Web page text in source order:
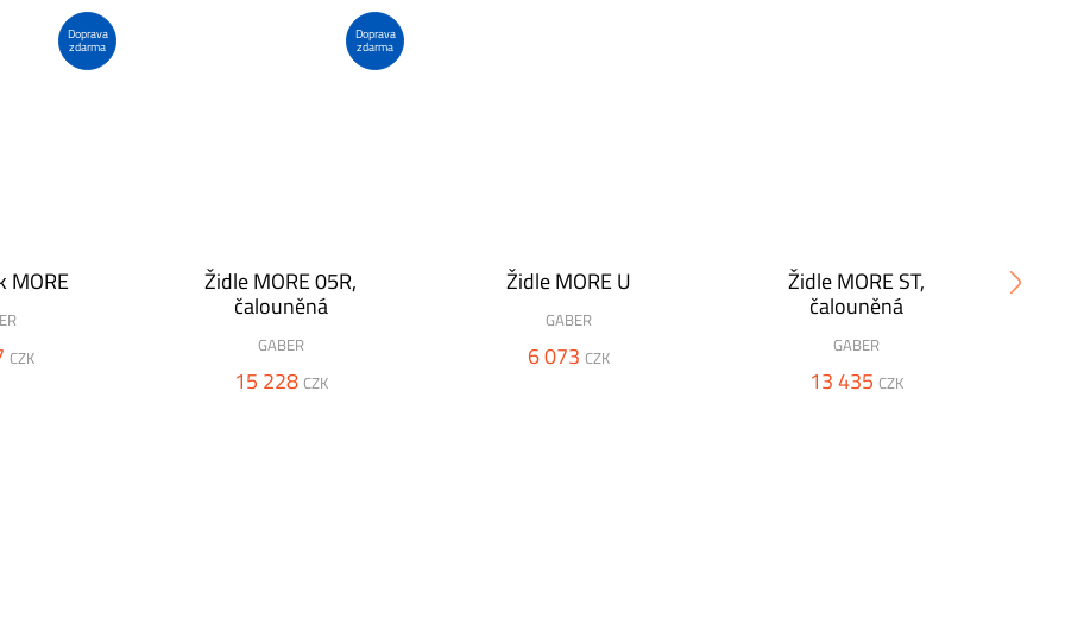
Doprava
zdarma
MORE
CZK
Doprava
zdarma
Židle MORE 05R,
čalouněná
GABER
15 228 CZK
Židle MORE U
GABER
6 073 CZK
Židle MORE ST,
čalouněná
GABER
13 435 CZK